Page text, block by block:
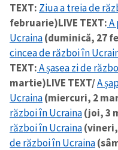
TEXT: Ziua a treia de
februarie)LIVE TEXT:A
Ucraina(duminică, 27
cincea de război în
TEXT:A șasea zi de
martie)LIVE TEXT/A
Ucraina(miercuri, 2
război în Ucraina(joi, 3
război în Ucraina
de război în Ucraina